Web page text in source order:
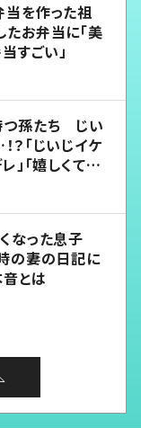
を作った祖
お弁当に「美
すごい」
つ孫たち じい
？「じいじイケ
」「嬉しくて可
なった息子
の妻の日記に
とは